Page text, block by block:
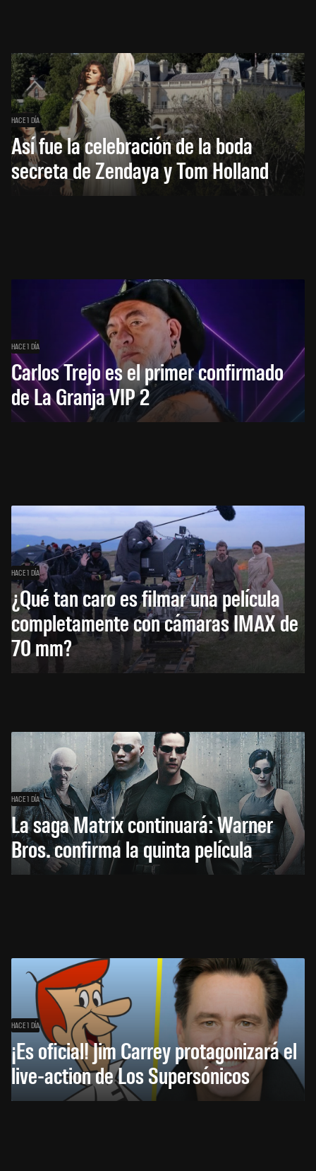
HACE 1 DÍA
Así fue la celebración de la boda
secreta de Zendaya y Tom Holland
HACE 1 DÍA
Carlos Trejo es el primer confirmado
de La Granja VIP 2
HACE 1 DÍA
¿Qué tan caro es filmar una película
completamente con cámaras IMAX de
70 mm?
HACE 1 DÍA
La saga Matrix continuará: Warner
Bros. confirma la quinta película
HACE 1 DÍA
¡Es oficial! Jim Carrey protagonizará el
live-action de Los Supersónicos